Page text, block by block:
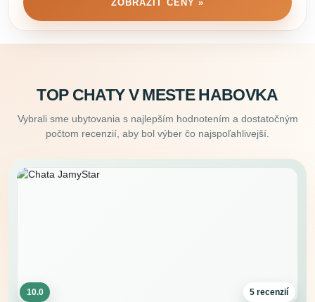
ZOBRAZIŤ CENY »
TOP CHATY V MESTE HABOVKA
Vybrali sme ubytovania s najlepším hodnotením a dostatočným
počtom recenzií, aby bol výber čo najspoľahlivejší.
10.0 5 recenzií